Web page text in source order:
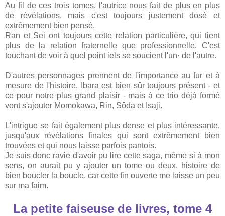
Au fil de ces trois tomes, l'autrice nous fait de plus en plus
de révélations, mais c'est toujours justement dosé et
extrêmement bien pensé.
Ran et Sei ont toujours cette relation particulière, qui tient
plus de la relation fraternelle que professionnelle. C'est
touchant de voir à quel point iels se soucient l'un· de l'autre.
D'autres personnages prennent de l'importance au fur et à
mesure de l'histoire. Ibara est bien sûr toujours présent - et
ce pour notre plus grand plaisir - mais à ce trio déjà formé
vont s'ajouter Momokawa, Rin, Sôda et Isaji.
L'intrigue se fait également plus dense et plus intéressante,
jusqu'aux révélations finales qui sont extrêmement bien
trouvées et qui nous laisse parfois pantois.
Je suis donc ravie d'avoir pu lire cette saga, même si à mon
sens, on aurait pu y ajouter un tome ou deux, histoire de
bien boucler la boucle, car cette fin ouverte me laisse un peu
sur ma faim.
La petite faiseuse de livres, tome 4